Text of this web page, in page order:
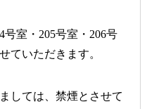
号室・205号室・206号
ていただきます。
しては、禁煙とさせて